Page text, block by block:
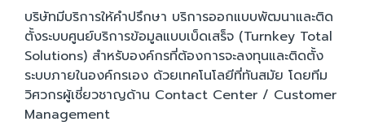
บริษัทมีบริการให้คำปรึกษา บริการออกแบบพัฒนาและติด
ตั้งระบบศูนย์บริการข้อมูลแบบเบ็ดเสร็จ (Turnkey Total
Solutions) สำหรับองค์กรที่ต้องการจะลงทุนและติดตั้ง
ระบบภายในองค์กรเอง ด้วยเทคโนโลยีที่ทันสมัย โดยทีม
วิศวกรผู้เชี่ยวชาญด้าน Contact Center / Customer
Management